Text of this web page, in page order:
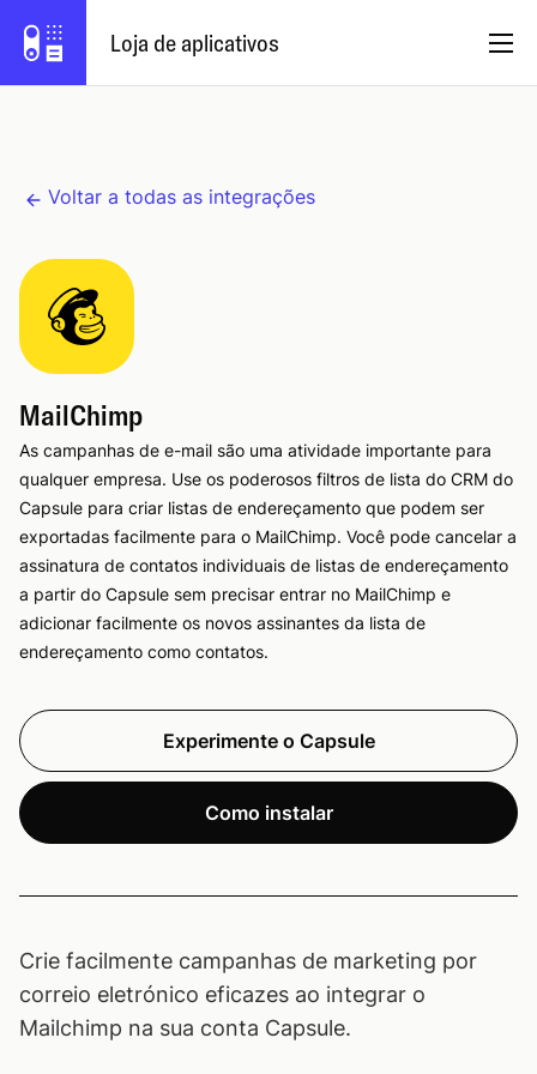
Loja de aplicativos
Efetue o login
Voltar a todas as integrações
MailChimp
As campanhas de e-mail são uma atividade importante para
qualquer empresa. Use os poderosos filtros de lista do CRM do
Capsule para criar listas de endereçamento que podem ser
exportadas facilmente para o MailChimp. Você pode cancelar a
assinatura de contatos individuais de listas de endereçamento
a partir do Capsule sem precisar entrar no MailChimp e
adicionar facilmente os novos assinantes da lista de
endereçamento como contatos.
Experimente o Capsule
Como instalar
Crie facilmente campanhas de marketing por
correio eletrónico eficazes ao integrar o
Mailchimp na sua conta Capsule.